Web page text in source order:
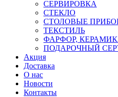
СЕРВИРОВКА
СТЕКЛО
СТОЛОВЫЕ
ТЕКСТИЛЬ
ФАРФОР,
ПОДАРОЧНЫЙ
Акция
Доставка
О нас
Новости
Контакты